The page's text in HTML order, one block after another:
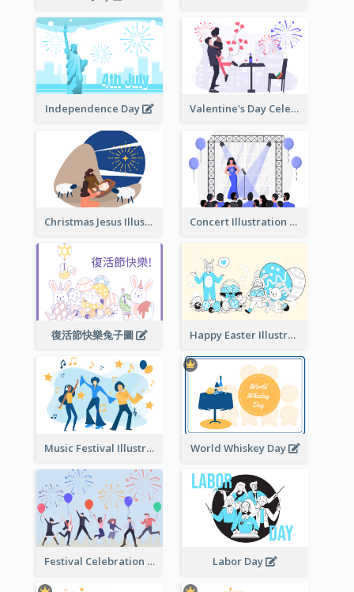
Independence Day Valentine's Day Celebration
Christmas Jesus Illustration Concert Illustration
復活節快樂兔子圖 Happy Easter Illustration
Music Festival Illustration World Whiskey Day
Festival Celebration Illustration Labor Day